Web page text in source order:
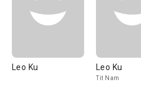
Leo Ku Leo Ku
Tit Nam